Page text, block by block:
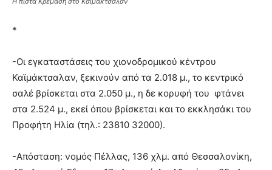
*
-Οι εγκαταστάσεις του χιονοδρομικού κέντρου
Καϊμάκτσαλαν, ξεκινούν από τα 2.018 μ., το κεντρικό
σαλέ βρίσκεται στα 2.050 μ., η δε κορυφή του φτάνει
στα 2.524 μ., εκεί όπου βρίσκεται και το εκκλησάκι του
Προφήτη Ηλία (τηλ.: 23810 32000).
-Απόσταση: νομός Πέλλας, 136 χλμ. από Θεσσαλονίκη,